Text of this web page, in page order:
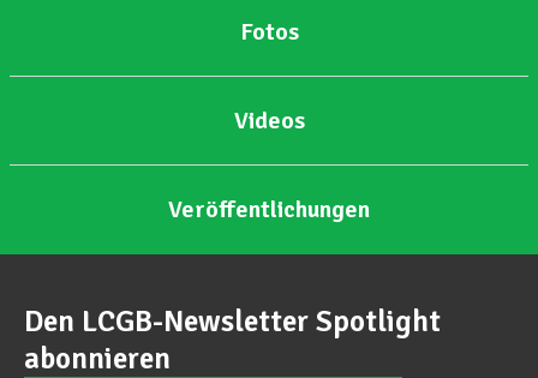
Fotos
Videos
Veröffentlichungen
Den LCGB-Newsletter Spotlight
abonnieren